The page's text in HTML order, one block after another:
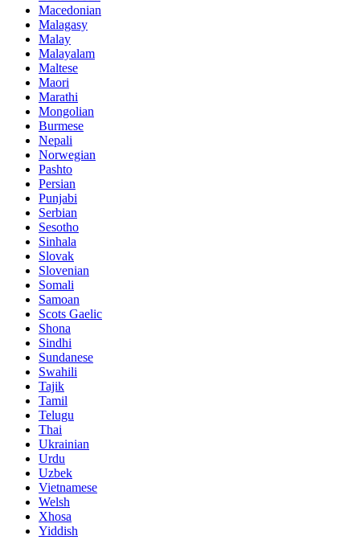
Macedonian
Malagasy
Malay
Malayalam
Maltese
Maori
Marathi
Mongolian
Burmese
Nepali
Norwegian
Pashto
Persian
Punjabi
Serbian
Sesotho
Sinhala
Slovak
Slovenian
Somali
Samoan
Scots Gaelic
Shona
Sindhi
Sundanese
Swahili
Tajik
Tamil
Telugu
Thai
Ukrainian
Urdu
Uzbek
Vietnamese
Welsh
Xhosa
Yiddish